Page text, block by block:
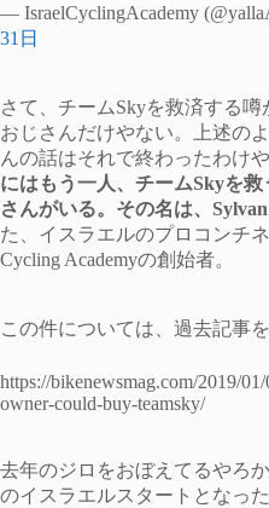
— IsraelCyclingAcademy
31日
さて、チームSkyを救済する
おじさんだけやない。上述の
んの話はそれで終わったわけや
にはもう一人、チームSkyを
さんがいる。その名は、Sylvan
た、イスラエルのプロコンチ
Cycling Academyの創始者。
この件については、過去記事
https://bikenewsmag.com/2019/
owner-could-buy-teamsky/
去年のジロをおぼえてるやろ
のイスラエルスタートとなっ